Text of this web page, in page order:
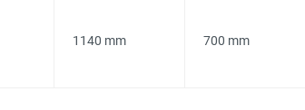
1140 mm 700 mm